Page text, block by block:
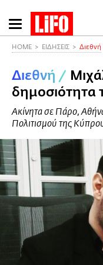
Παράκαμψη
προς
περιεχόμενο
HOME ΕΙΔΗΣΕΙΣ Διεθνή
Διεθνή /
δημοσιότητα
Ακίνητα σε Πάρο,
Πολιτισμού της